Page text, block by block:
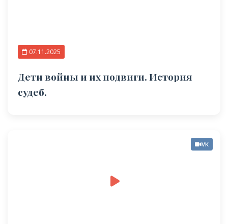
07.11.2025
Дети войны и их подвиги. История
судеб.
VK